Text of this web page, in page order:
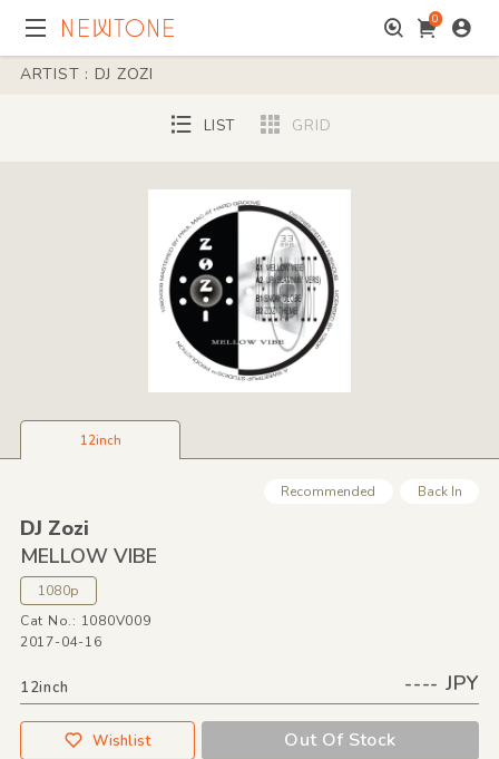
0
ARTIST : DJ ZOZI
LIST GRID
12inch
Recommended Back In
DJ Zozi
MELLOW VIBE
1080p
Cat No.: 1080V009
2017-04-16
12inch ---- JPY
Wishlist Out Of Stock